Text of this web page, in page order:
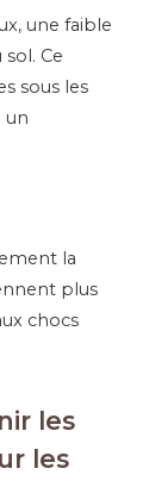
une faible
Ce
sous les
un
la
plus
chocs
les
les